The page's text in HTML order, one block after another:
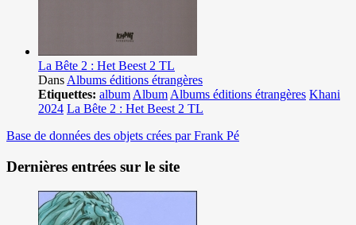
La Bête 2 : Het Beest 2 TL
DansAlbums éditions étrangères
Etiquettes: albumAlbumAlbums éditions étrangères Khani
2024 La Bête 2 : Het Beest 2 TL
Base de données des objets crées par Frank Pé
Dernières entrées sur le site